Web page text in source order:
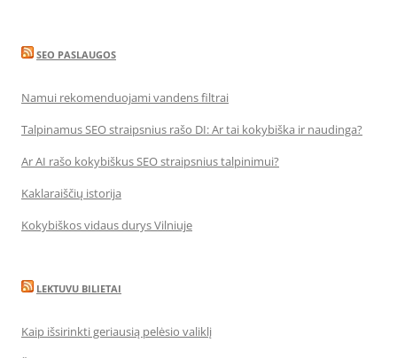
SEO PASLAUGOS
Namui rekomenduojami vandens filtrai
Talpinamus SEO straipsnius rašo DI: Ar tai kokybiška ir naudinga?
Ar AI rašo kokybiškus SEO straipsnius talpinimui?
Kaklaraiščių istorija
Kokybiškos vidaus durys Vilniuje
LEKTUVU BILIETAI
Kaip išsirinkti geriausią pelėsio valiklį